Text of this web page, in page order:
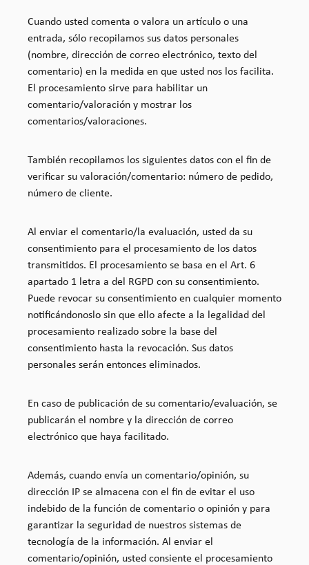
Cuando usted comenta o valora un artículo o una
entrada, sólo recopilamos sus datos personales
(nombre, dirección de correo electrónico, texto del
comentario) en la medida en que usted nos los facilita.
El procesamiento sirve para habilitar un
comentario/valoración y mostrar los
comentarios/valoraciones.
También recopilamos los siguientes datos con el fin de
verificar su valoración/comentario: número de pedido,
número de cliente.
Al enviar el comentario/la evaluación, usted da su
consentimiento para el procesamiento de los datos
transmitidos. El procesamiento se basa en el Art. 6
apartado 1 letra a del RGPD con su consentimiento.
Puede revocar su consentimiento en cualquier momento
notificándonoslo sin que ello afecte a la legalidad del
procesamiento realizado sobre la base del
consentimiento hasta la revocación. Sus datos
personales serán entonces eliminados.
En caso de publicación de su comentario/evaluación, se
publicarán el nombre y la dirección de correo
electrónico que haya facilitado.
Además, cuando envía un comentario/opinión, su
dirección IP se almacena con el fin de evitar el uso
indebido de la función de comentario o opinión y para
garantizar la seguridad de nuestros sistemas de
tecnología de la información. Al enviar el
comentario/opinión, usted consiente el procesamiento